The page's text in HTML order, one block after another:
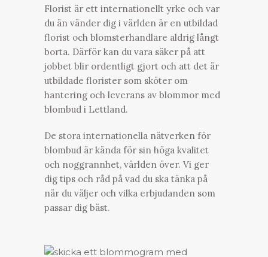
Florist är ett internationellt yrke och var
du än vänder dig i världen är en utbildad
florist och blomsterhandlare aldrig långt
borta. Därför kan du vara säker på att
jobbet blir ordentligt gjort och att det är
utbildade florister som sköter om
hantering och leverans av blommor med
blombud i Lettland.
De stora internationella nätverken för
blombud är kända för sin höga kvalitet
och noggrannhet, världen över. Vi ger
dig tips och råd på vad du ska tänka på
när du väljer och vilka erbjudanden som
passar dig bäst.